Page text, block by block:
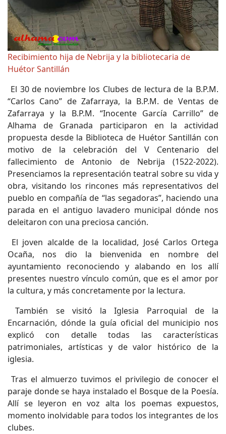
Recibimiento hija de Nebrija y la bibliotecaria de
Huétor Santillán
El 30 de noviembre los Clubes de lectura de la B.P.M.
“Carlos Cano” de Zafarraya, la B.P.M. de Ventas de
Zafarraya y la B.P.M. “Inocente García Carrillo” de
Alhama de Granada participaron en la actividad
propuesta desde la Biblioteca de Huétor Santillán con
motivo de la celebración del V Centenario del
fallecimiento de Antonio de Nebrija (1522-2022).
Presenciamos la representación teatral sobre su vida y
obra, visitando los rincones más representativos del
pueblo en compañía de “las segadoras”, haciendo una
parada en el antiguo lavadero municipal dónde nos
deleitaron con una preciosa canción.
El joven alcalde de la localidad, José Carlos Ortega
Ocaña, nos dio la bienvenida en nombre del
ayuntamiento reconociendo y alabando en los allí
presentes nuestro vínculo común, que es el amor por
la cultura, y más concretamente por la lectura.
También se visitó la Iglesia Parroquial de la
Encarnación, dónde la guía oficial del municipio nos
explicó con detalle todas las características
patrimoniales, artísticas y de valor histórico de la
iglesia.
Tras el almuerzo tuvimos el privilegio de conocer el
paraje donde se haya instalado el Bosque de la Poesía.
Allí se leyeron en voz alta los poemas expuestos,
momento inolvidable para todos los integrantes de los
clubes.